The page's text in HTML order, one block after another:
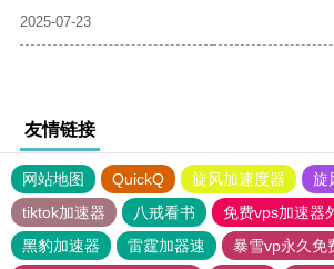
2025-07-23
友情链接
网站地图 QuickQ 旋风加速度器 旋
tiktok加速器
八戒看书
免费vps加速器
黑豹加速器
雷霆加器速
暴雪vp永久免